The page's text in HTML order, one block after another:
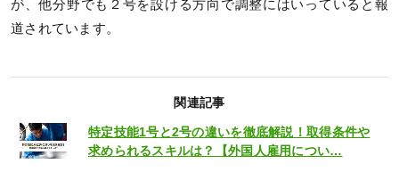
が、他分野でも２号を設ける方向で調整にはいっていると報
道されています。
関連記事
特定技能1号と2号の違いを徹底解説！取得条件や
求められるスキルは？【外国人雇用につい…